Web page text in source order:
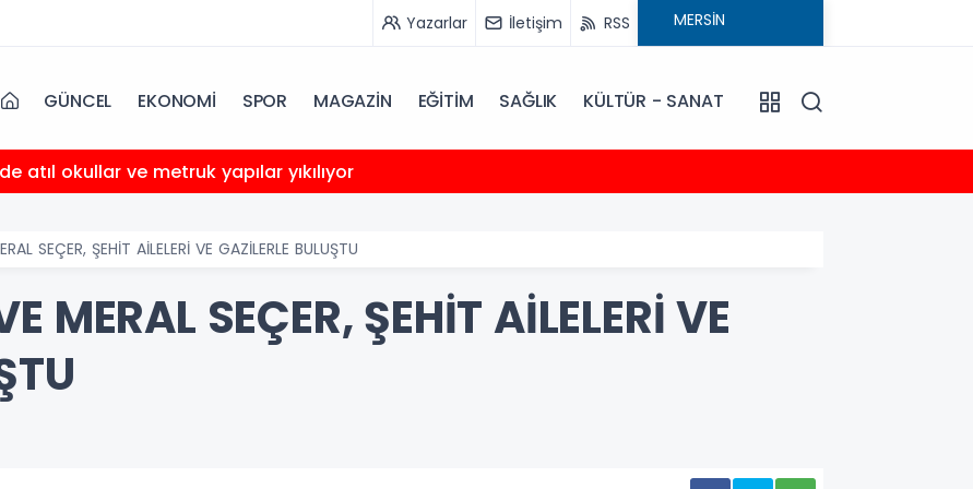
Yazarlar İletişim RSS
GÜNCEL EKONOMİ SPOR MAGAZİN EĞİTİM SAĞLIK KÜLTÜR - SANAT
atıl okullar ve metruk yapılar yıkılıyor
SEÇER, ŞEHİT AİLELERİ VE GAZİLERLE BULUŞTU
MERAL SEÇER, ŞEHİT AİLELERİ VE